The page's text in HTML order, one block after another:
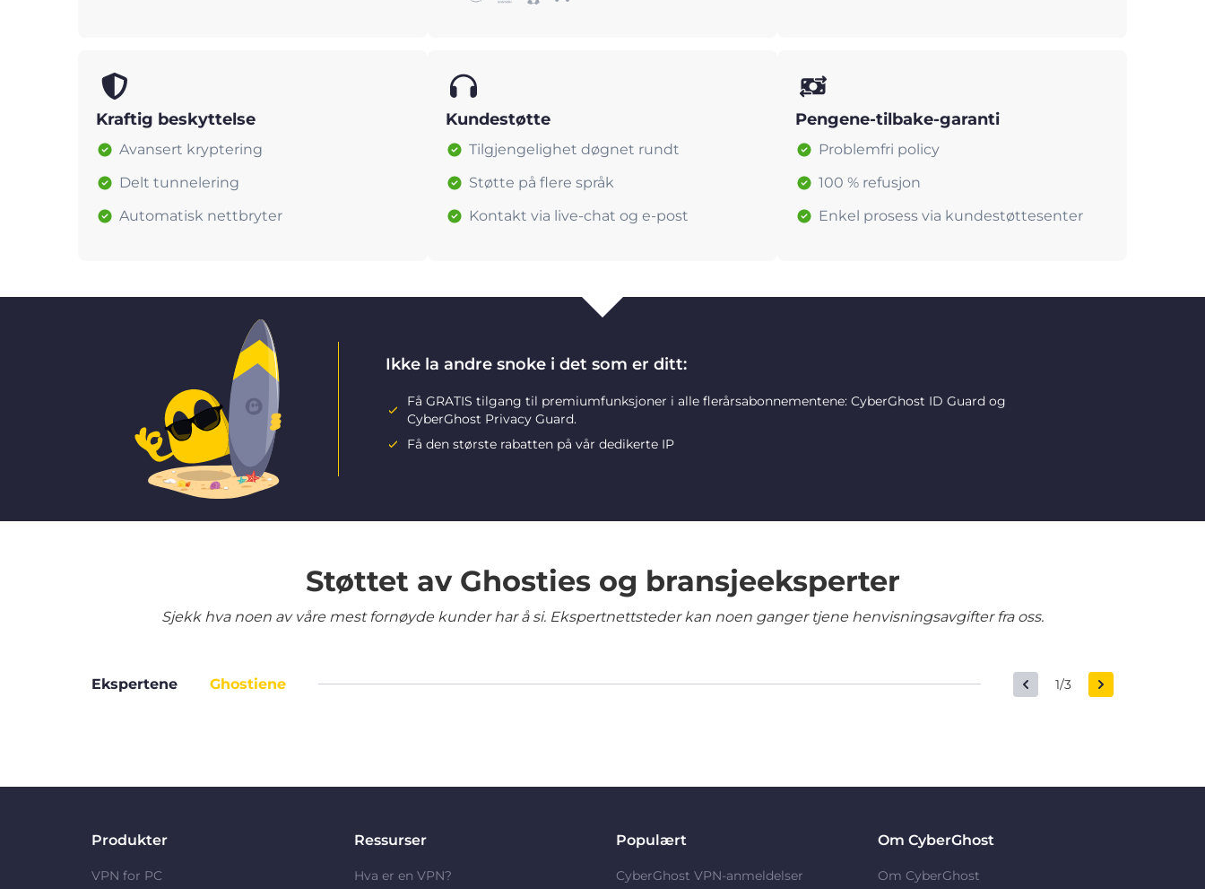
Kraftig beskyttelse
Avansert kryptering
Delt tunnelering
Automatisk nettbryter
Kundestøtte
Tilgjengelighet døgnet rundt
Støtte på flere språk
Kontakt via live-chat og e-post
Pengene-tilbake-garanti
Problemfri policy
100 % refusjon
Enkel prosess via kundestøttesenter
Ikke la andre snoke i det som er ditt:
Få GRATIS tilgang til premiumfunksjoner i alle flerårsabonnementene: CyberGhost ID Guard og
CyberGhost Privacy Guard.
Få den største rabatten på vår dedikerte IP
Støttet av Ghosties og bransjeeksperter
Sjekk hva noen av våre mest fornøyde kunder har å si. Ekspertnettsteder kan noen ganger tjene henvisningsavgifter fra oss.
Ekspertene Ghostiene 1/3
Produkter
VPN for PC
Ressurser
Hva er en VPN?
Populært
CyberGhost VPN-anmeldelser
Om CyberGhost
Om CyberGhost